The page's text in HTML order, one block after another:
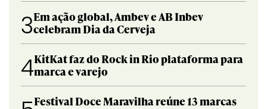
3Em ação global, Ambev e AB Inbev
celebram Dia da Cerveja
4KitKat faz do Rock in Rio plataforma para
marca e varejo
Festival Doce Maravilha reúne 13 marcas